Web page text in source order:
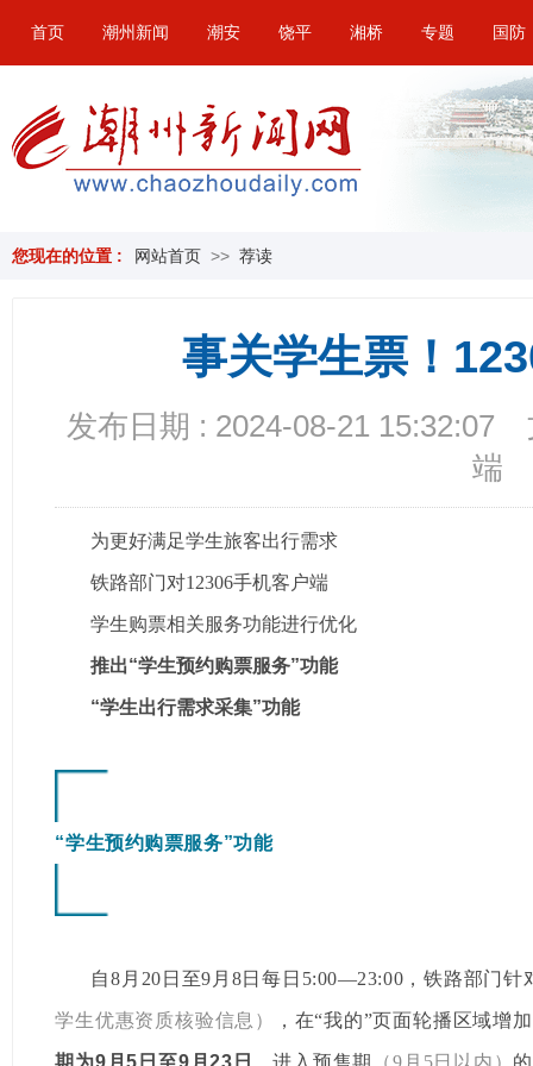
首页 潮州新闻 潮安 饶平 湘桥 专题 国防
您现在的位置 : 网站首页 >> 荐读
事关学生票！
发布日期 : 2024-08-21 15:32:07
端
为更好满足学生旅客出行需求
铁路部门对12306手机客户端
学生购票相关服务功能进行优化
推出“学生预约购票服务”功能
“学生出行需求采集”功能
“学生预约购票服务”功能
自8月20日至9月8日每日5:00—23:00，铁路部门针
学生优惠资质核验信息） ，在“我的”页面轮播区域增加